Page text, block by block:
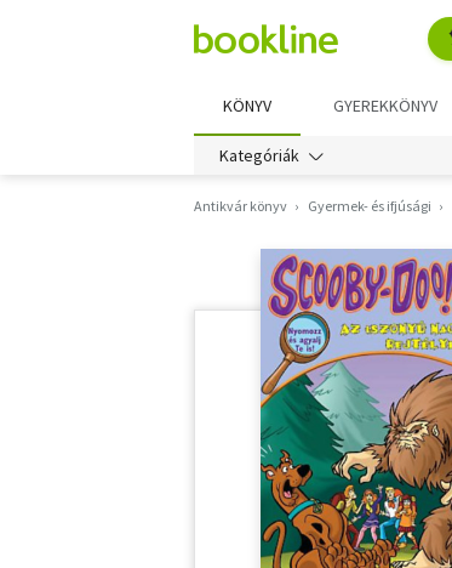
KÖNYV GYEREKKÖNYV
Kategóriák
Antikvár könyv Gyermek- és ifjúsági